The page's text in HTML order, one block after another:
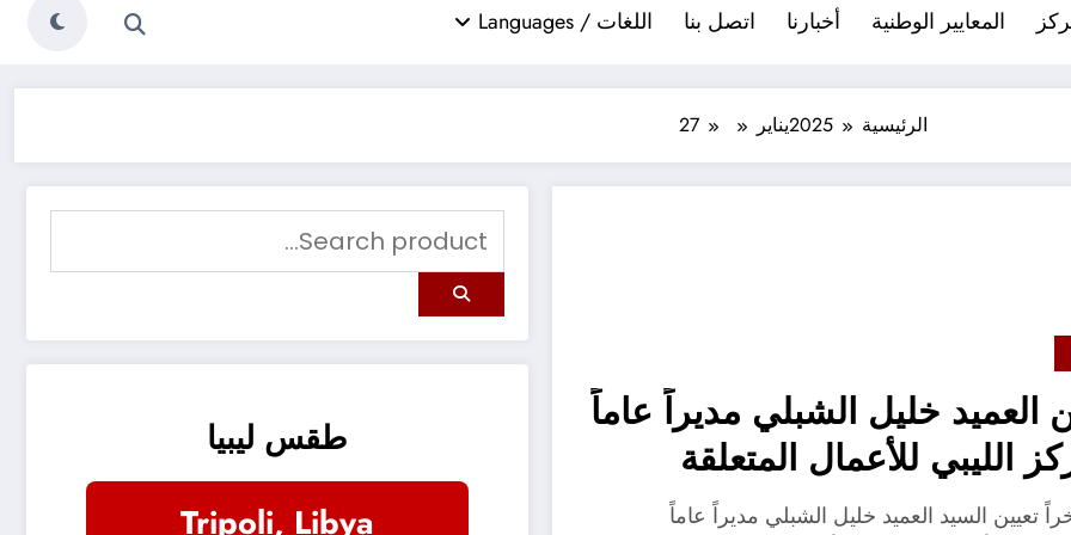
المعايير الوطنية أخبارنا اتصل بنا اللغات / Languages
الرئيسية 2025يناير 27
العميد خليل الشبلي مديراً عاماً
الليبي للأعمال المتعلقة
ومخلفات الحروب
تعيين السيد العميد خليل الشبلي مديراً عاماً
طقس ليبيا
Tripoli, Libya